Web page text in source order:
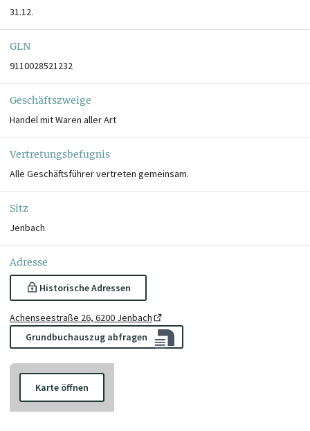
31.12.
GLN
9110028521232
Geschäftszweige
Handel mit Waren aller Art
Vertretungsbefugnis
Alle Geschäftsführer vertreten gemeinsam.
Sitz
Jenbach
Adresse
Historische Adressen
Achenseestraße 26, 6200 Jenbach
Grundbuchauszug abfragen
Karte öffnen